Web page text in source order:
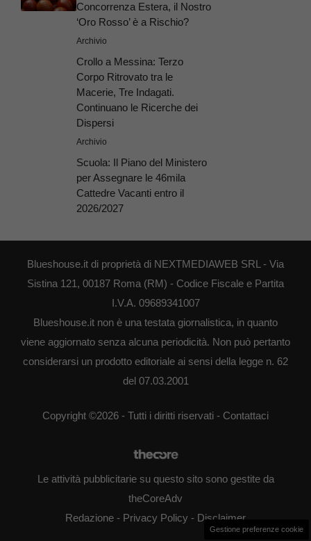
Concorrenza Estera, il Nostro
‘Oro Rosso’ è a Rischio?
Archivio
Crollo a Messina: Terzo
Corpo Ritrovato tra le
Macerie, Tre Indagati.
Continuano le Ricerche dei
Dispersi
Archivio
Scuola: Il Piano del Ministero
per Assegnare le 46mila
Cattedre Vacanti entro il
2026/2027
Blueshouse.it di proprietà di NEXTMEDIAWEB SRL - Via
Sistina 121, 00187 Roma (RM) - Codice Fiscale e Partita
I.V.A. 09689341007
Blueshouse.it non è una testata giornalistica, in quanto
viene aggiornato senza alcuna periodicità. Non può pertanto
considerarsi un prodotto editoriale ai sensi della legge n. 62
del 07.03.2001
Copyright ©2026 - Tutti i diritti riservati - Contattaci
Le attività pubblicitarie su questo sito sono gestite da
theCoreAdv
Redazione - Privacy Policy - Disclaimer
Gestione preferenze cookie